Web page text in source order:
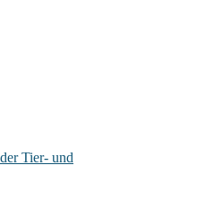
Tier- und